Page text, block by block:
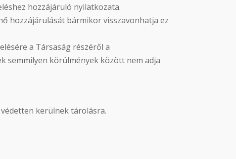
hozzájáruló nyilatkozata.
hozzájárulását bármikor visszavonhatja ez
a Társaság részéről a
semmilyen körülmények között nem adja
kerülnek tárolásra.